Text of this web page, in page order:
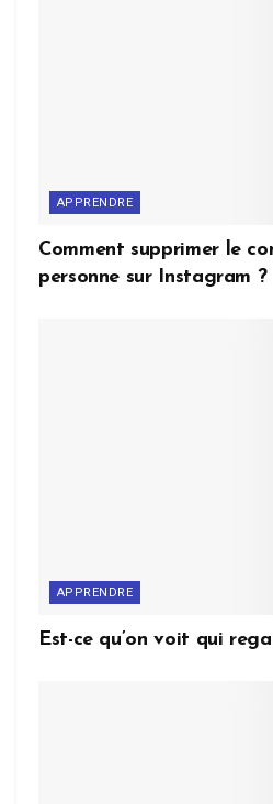
APPRENDRE
Comment supprimer le
personne sur Instagram ?
APPRENDRE
Est-ce qu’on voit qui